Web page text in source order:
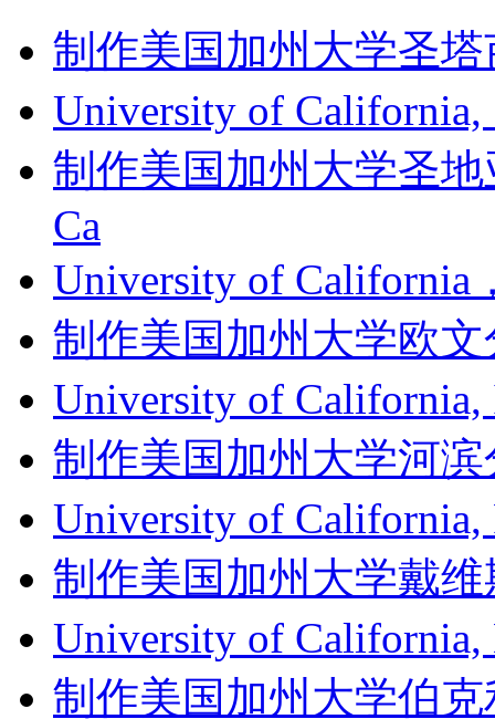
制作美国加州大学圣
University of California,
制作美国加州大学圣
Ca
University of California
制作美国加州大学欧
University of
制作美国加州大学河
University of
制作美国加州大学戴
University of
制作美国加州大学伯